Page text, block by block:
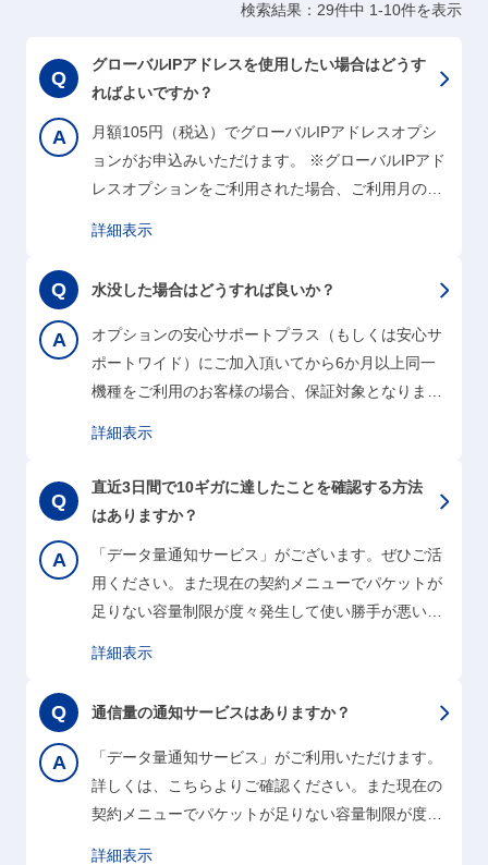
検索結果：29件中 1-10件を表示
グローバルIPアドレスを使用したい場合はどうす
ればよいですか？
月額105円（税込）でグローバルIPアドレスオプシ
ョンがお申込みいただけます。 ※グローバルIPアド
レスオプションをご利用された場合、ご利用月の
算されます。 ※ご利用の機種がSpeed Wi-Fi 5G
X12、Speed Wi-Fi HOME 5G L13、Speed Wi-Fi
DOCK 5G 01の場合、グローバルIPアドレスオプシ
ョンは非対応と…
詳細表示
水没した場合はどうすれば良いか？
オプションの安心サポートプラス（もしくは安心サ
ポートワイド）にご加入頂いてから6か月以上同一
機種をご利用のお客様の場合、保証対象となりま
す。（安心サポートワイドの方はこちら） また、オ
プションにご加入頂いていない方は、有償での修理
の場合は、『いつでも解約サポート』窓口までお気
軽にお問い合わせください。最善の解決策をご提案
できる可能性がございます。こちらから確認…
詳細表示
直近3日間で10ギガに達したことを確認する方法
はありますか？
「データ量通知サービス」がございます。ぜひご活
用ください。また現在の契約メニューでパケットが
足りない容量制限が度々発生して使い勝手が悪いな
ございます。こちらから確認をお願いします。
詳細表示
通信量の通知サービスはありますか？
「データ量通知サービス」がご利用いただけます。
詳しくは、こちらよりご確認ください。また現在の
契約メニューでパケットが足りない容量制限が度々
詳細表示